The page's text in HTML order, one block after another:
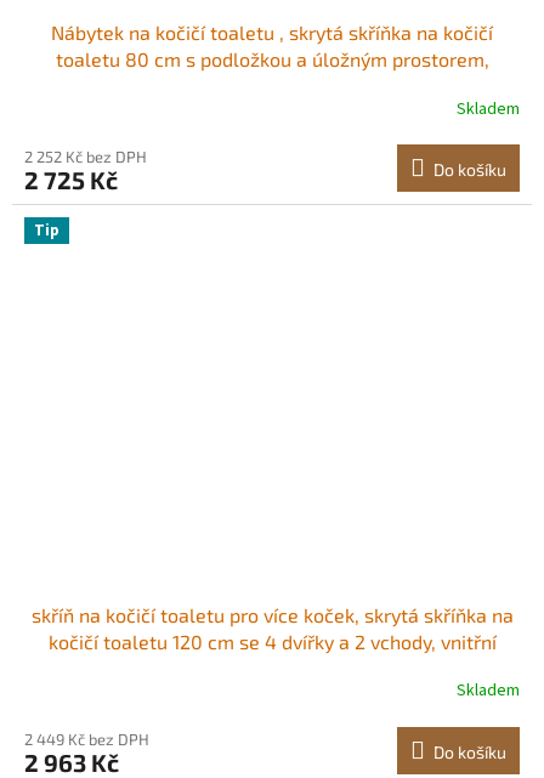
Nábytek na kočičí toaletu , skrytá skříňka na kočičí
toaletu 80 cm s podložkou a úložným prostorem,
bouda, vhodná pro většinu kočičích toalet, do ložnice a
Skladem
2 252 Kč bez DPH
2 725 Kč Do košíku
Tip
skříň na kočičí toaletu pro více koček, skrytá skříňka na
kočičí toaletu 120 cm se 4 dvířky a 2 vchody, vnitřní
domečku, pasuje do většiny kočičích toalet, zelená
Skladem
2 449 Kč bez DPH
2 963 Kč Do košíku